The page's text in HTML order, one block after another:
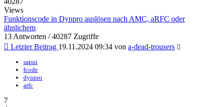
Views
Funktionscode in Dynpro auslösen nach AMC, aRFC oder
ähnlichem
13 Antworten / 40287 Zugriffe
Letzter Beitrag 19.11.2024 09:34 von a-dead-trousers
sapui
fcode
dynpro
arfc
7